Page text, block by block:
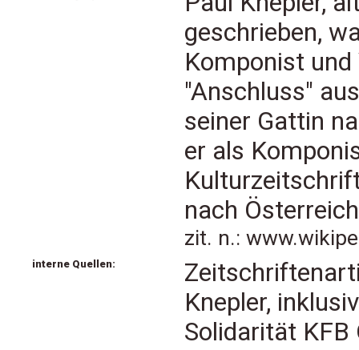
geschrieben,
Komponist
"Anschluss"
seiner Gattin
er als
nach
zit. n.:
interne Quellen:
Knepler,
Solidarität